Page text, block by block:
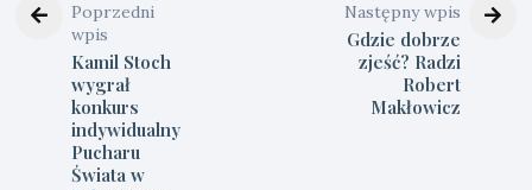
Poprzedni
wpis
Kamil Stoch
wygrał
konkurs
indywidualny
Pucharu
Świata w
Następny wpis
Gdzie dobrze
zjeść? Radzi
Robert
Makłowicz